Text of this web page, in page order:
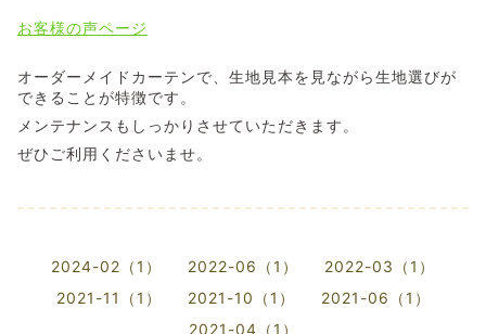
お客様の声ページ
オーダーメイドカーテンで、生地見本を見ながら生地選びが
できることが特徴です。
メンテナンスもしっかりさせていただきます。
ぜひご利用くださいませ。
2024-02（1） 2022-06（1）
2022-03（1）
2021-11（1）
2021-10（1）
2021-06（1）
2021-04（1）